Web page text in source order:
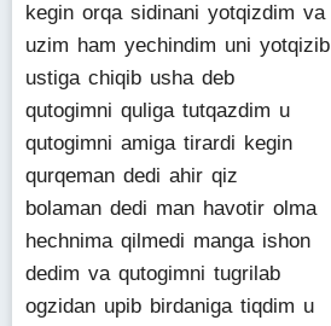
kegin orqa sidinani yotqizdim va
uzim ham yechindim uni yotqizib
ustiga chiqib usha deb
qutogimni quliga tutqazdim u
qutogimni amiga tirardi kegin
qurqeman dedi ahir qiz
bolaman dedi man havotir olma
hechnima qilmedi manga ishon
dedim va qutogimni tugrilab
ogzidan upib birdaniga tiqdim u